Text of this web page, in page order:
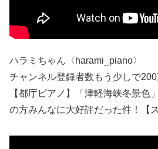
ハラミちゃん〈harami_piano〉
チャンネル登録者数もう少しで200
【都庁ピアノ】「津軽海峡冬景色
の方みんなに大好評だった件！【